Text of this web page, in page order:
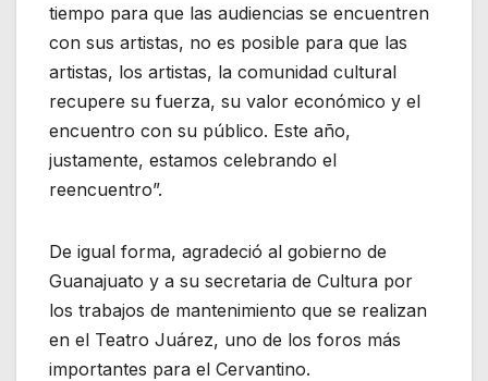
tiempo para que las audiencias se encuentren
con sus artistas, no es posible para que las
artistas, los artistas, la comunidad cultural
recupere su fuerza, su valor económico y el
encuentro con su público. Este año,
justamente, estamos celebrando el
reencuentro”.
De igual forma, agradeció al gobierno de
Guanajuato y a su secretaria de Cultura por
los trabajos de mantenimiento que se realizan
en el Teatro Juárez, uno de los foros más
importantes para el Cervantino.